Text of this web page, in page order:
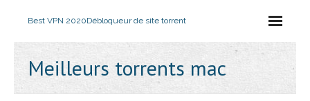
Best VPN 2020Débloqueur de site torrent
Meilleurs torrents mac